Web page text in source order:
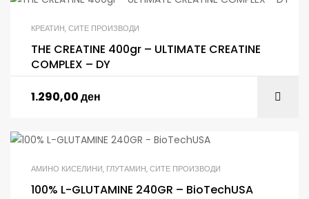
КРЕАТИН,СИТЕ ПРОИЗВОДИ
THE CREATINE 400gr – ULTIMATE CREATINE
COMPLEX – DY
1.290,00ден
АМИНО КИСЕЛИНИ, ГЛУТАМИН,СИТЕ ПРОИЗВОДИ
100% L-GLUTAMINE 240GR – BioTechUSA